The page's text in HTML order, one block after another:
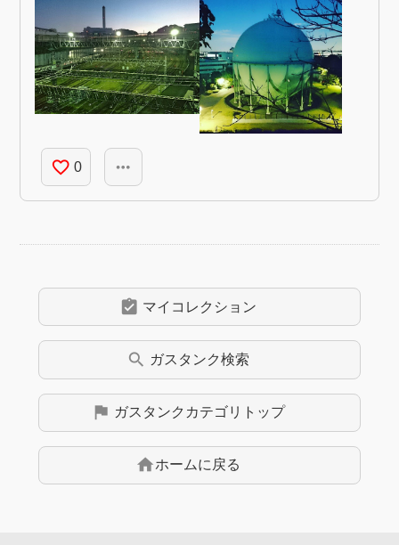
favorite_border 0 more_horiz
assignment_turned_in マイコレクション
search ガスタンク検索
flag ガスタンク カテゴリトップ
homeホームに戻る